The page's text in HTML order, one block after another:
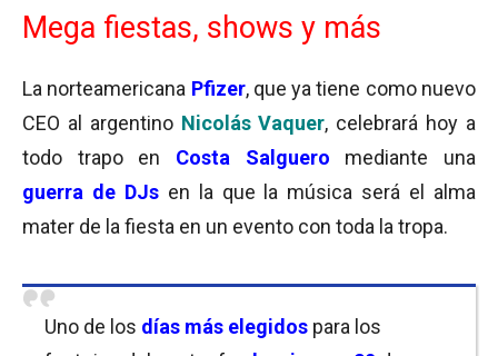
Mega fiestas, shows y más
La norteamericana Pfizer, que ya tiene como nuevo
CEO al argentino Nicolás Vaquer, celebrará hoy a
todo trapo en Costa Salguero mediante una
guerra de DJs en la que la música será el alma
mater de la fiesta en un evento con toda la tropa.
Uno de los días más elegidos para los